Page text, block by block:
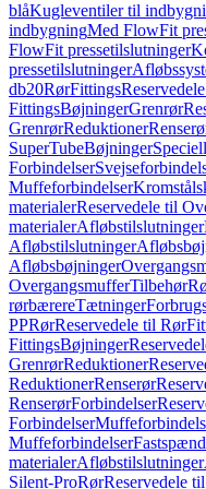
blåKugleventiler til
indbygningMed FlowFit
FlowFit pressetilslutninger
pressetilslutninger
db20RørFittings
FittingsBøjningerGrenrør
GrenrørReduktioner
SuperTubeBøjninger
Forbindelser
Muffeforbindelser
materialerReservedele til
materialerAfløbstilslutninger
Afløbstilslutninger
Afløbsbøjninger
OvergangsmufferTilbehør
rørbærereTætninger
PPRørReservedele til Rør
FittingsBøjninger
GrenrørReduktioner
ReduktionerRenserør
RenserørForbindelser
Forbindelser
Muffeforbindelser
materialerAfløbstilslutninger
Silent-ProRørReservedele